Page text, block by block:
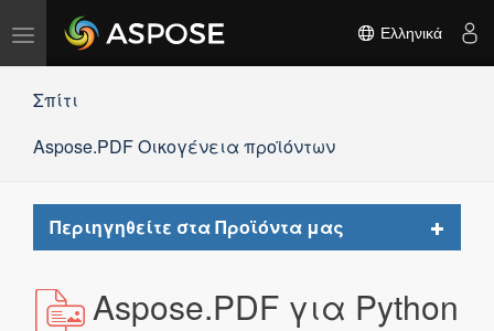
Εναλλαγή
πλοήγησης
Ελληνικά
Σπίτι
Aspose.PDF Οικογένεια προϊόντων
Περιηγηθείτε στα Προϊόντα μας
Toggle
Aspose.PDF για Python